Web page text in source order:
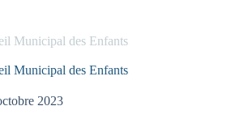
Municipal des Enfants
Municipal des Enfants
2023